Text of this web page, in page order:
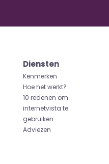
Diensten
Kenmerken
Hoe het werkt?
10 redenen om
internetvista te
gebruiken
Adviezen